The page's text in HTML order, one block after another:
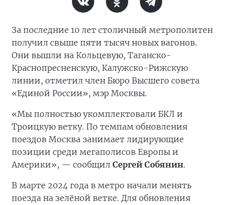
За последние 10 лет столичный метрополитен
получил свыше пяти тысяч новых вагонов.
Они вышли на Кольцевую, Таганско-
Краснопресненскую, Калужско-Рижскую
линии, отметил член Бюро Высшего совета
«Единой России», мэр Москвы.
«Мы полностью укомплектовали БКЛ и
Троицкую ветку. По темпам обновления
поездов Москва занимает лидирующие
позиции среди мегаполисов Европы и
Америки», — сообщил Сергей Собянин.
В марте 2024 года в метро начали менять
поезда на зелёной ветке. Для обновления